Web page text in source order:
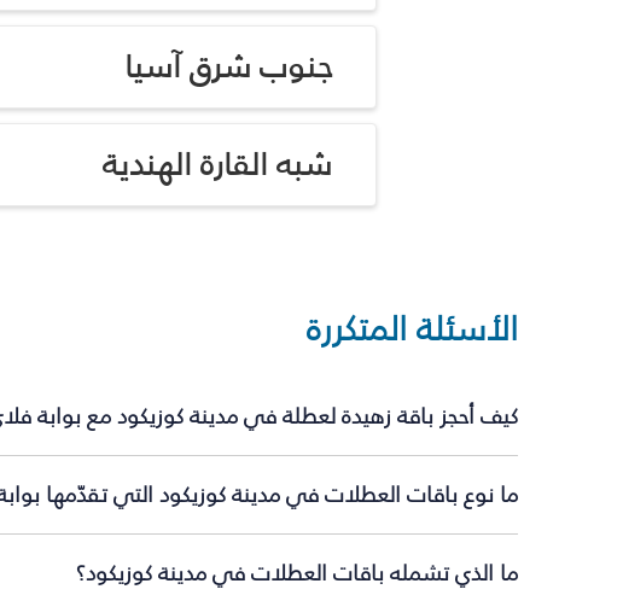
جنوب شرق آسيا
شبه القارة الهندية
الأسئلة المتكررة
كيف أحجز باقة زهيدة لعطلة في مدينة كوزيكود مع بوابة
ما نوع باقات العطلات في مدينة كوزيكود التي تقدّمها
ما الذي تشمله باقات العطلات في مدينة كوزيكود؟